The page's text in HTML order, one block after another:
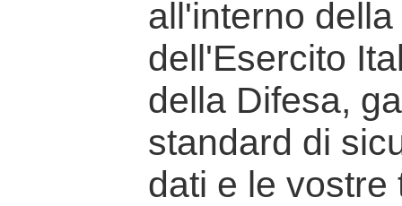
all'interno
dell'Esercito
della Difesa,
standard di
dati e le vostre